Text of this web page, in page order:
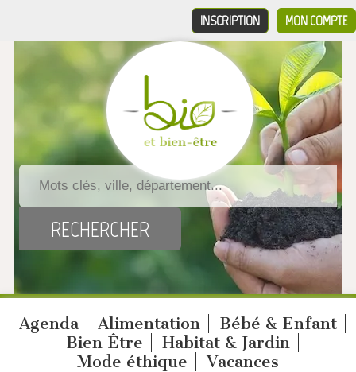
MON COMPTE
INSCRIPTION
Agenda Alimentation
Bébé & Enfant
Bien Être
Habitat & Jardin
Mode éthique
Vacances